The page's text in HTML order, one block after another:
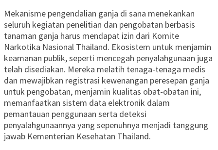
Mekanisme pengendalian ganja di sana menekankan
seluruh kegiatan penelitian dan pengobatan berbasis
tanaman ganja harus mendapat izin dari Komite
Narkotika Nasional Thailand. Ekosistem untuk menjamin
keamanan publik, seperti mencegah penyalahgunaan juga
telah disediakan. Mereka melatih tenaga-tenaga medis
dan mewajibkan registrasi kewenangan peresepan ganja
untuk pengobatan, menjamin kualitas obat-obatan ini,
memanfaatkan sistem data elektronik dalam
pemantauan penggunaan serta deteksi
penyalahgunaannya yang sepenuhnya menjadi tanggung
jawab Kementerian Kesehatan Thailand.